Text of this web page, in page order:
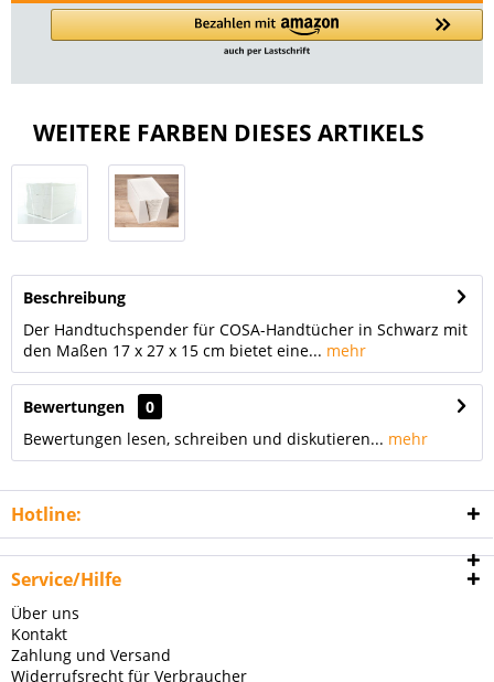
WEITERE FARBEN DIESES ARTIKELS
Beschreibung
Der Handtuchspender für COSA-Handtücher in Schwarz mit
den Maßen 17 x 27 x 15 cm bietet eine... mehr
Bewertungen
0
Bewertungen lesen, schreiben und diskutieren... mehr
Hotline:
Service/Hilfe
Über uns
Kontakt
Zahlung und Versand
Widerrufsrecht für Verbraucher